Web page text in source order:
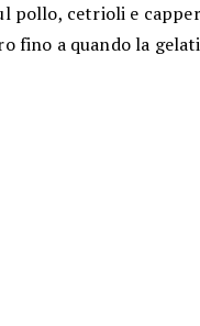
pollo, cetrioli e
fino a quando la